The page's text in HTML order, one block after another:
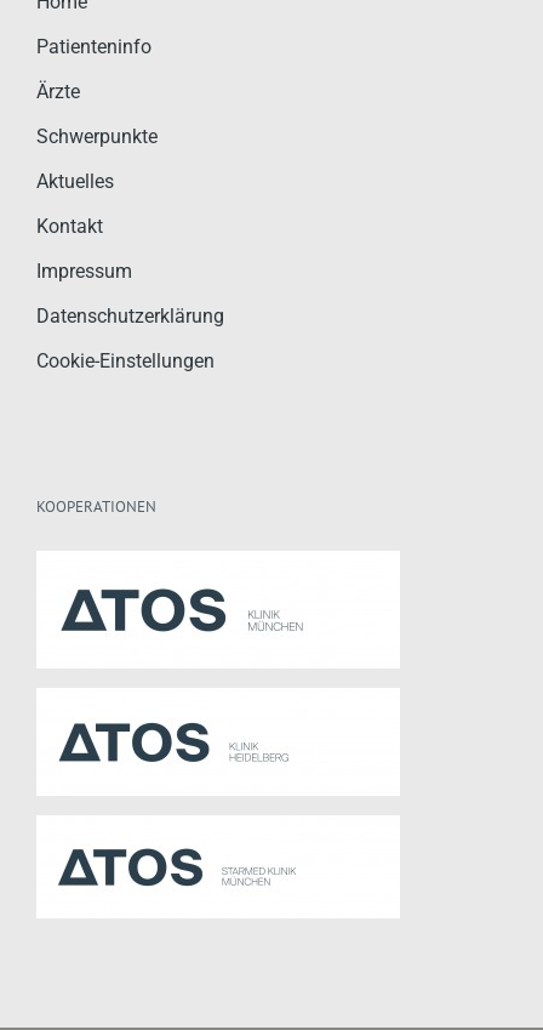
Patienteninfo
Ärzte
Schwerpunkte
Aktuelles
Kontakt
Impressum
Datenschutzerklärung
Cookie-Einstellungen
KOOPERATIONEN